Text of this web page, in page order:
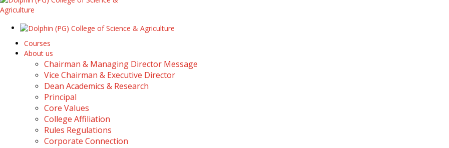
Courses
About us
Chairman & Managing Director Message
Vice Chairman & Executive Director
Dean Academics & Research
Principal
Core Values
College Affiliation
Rules Regulations
Corporate Connection